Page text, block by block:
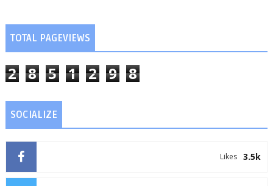
TOTAL PAGEVIEWS
2 8 5 1 2 9 8
SOCIALIZE
3.5k
Likes